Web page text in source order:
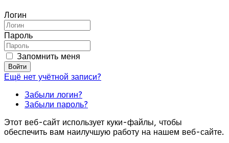
Логин
Пароль
Запомнить меня
Войти
Ещё нет учётной записи?
Забыли логин?
Забыли пароль?
Этот веб-сайт использует куки-файлы, чтобы
обеспечить вам наилучшую работу на нашем веб-сайте.